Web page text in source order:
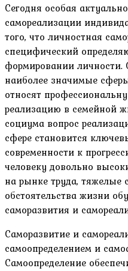
Сегодня особая
самореализации
того, что личностная
специфический
формировании
наиболее значимые
относят
реализацию в семейной
социума вопрос
сфере становится
современности к
человеку довольно
на рынке труда, тяжелые
обстоятельства жизни
саморазвития и
Саморазвитие и
самоопределением и
Самоопределение